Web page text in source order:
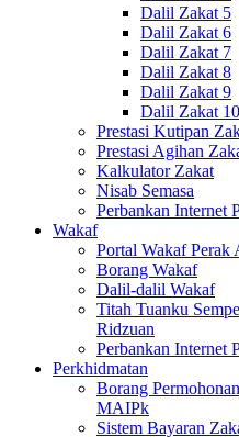
Dalil Zakat 5
Dalil Zakat 6
Dalil Zakat 7
Dalil Zakat 8
Dalil Zakat 9
Dalil Zakat 10
Prestasi Kutipan
Prestasi Agihan
Kalkulator Zakat
Nisab Semasa
Perbankan Internet
Wakaf
Portal Wakaf Perak
Borang Wakaf
Dalil-dalil Wakaf
Titah Tuanku
Ridzuan
Perbankan Internet
Perkhidmatan
Borang
MAIPk
Sistem Bayaran